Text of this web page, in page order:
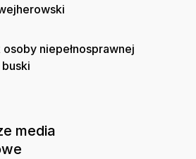
niepełnosprawnej
media